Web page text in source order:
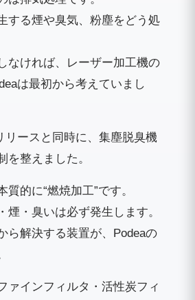
する煙や臭気、粉塵をどう処
なければ、レーザー加工機の
は最初から考えていまし
リースと同時に、集塵脱臭機
を整えました。
質的に“燃焼加工”です。
煙・臭いは必ず発生します。
ら解決する装置が、Podeaの
ァインフィルタ・活性炭フィ